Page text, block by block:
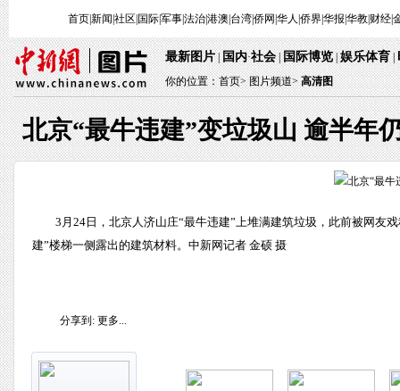
首页|新闻 社区 国际|军事|法治|港澳 台湾|侨网 华人 侨界|华报 华教| 财经|
最新图片|国内·社会|国际博览|娱乐体育|
你的位置：首页>图片频道> 高清图
北京“最牛违建”变垃圾山 逾半年
3月24日，北京人济山庄“最牛违建”上堆满建筑垃圾，此前被网友
建”楼梯一侧露出的建筑材料。中新网记者 金硕 摄
分享到: 更多...